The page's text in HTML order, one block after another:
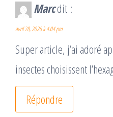
Marcdit :
avril 28, 2026 à 4:04 pm
Super article, j’ai adoré
insectes choisissent
Répondre